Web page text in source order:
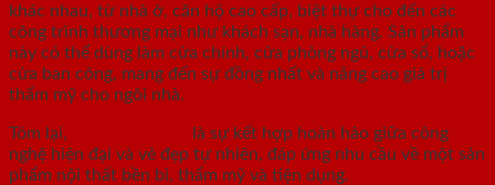
khác nhau, từ nhà ở, căn hộ cao cấp, biệt thự cho đến các
công trình thương mại như khách sạn, nhà hàng. Sản phẩm
này có thể dùng làm cửa chính, cửa phòng ngủ, cửa sổ, hoặc
cửa ban công, mang đến sự đồng nhất và nâng cao giá trị
thẩm mỹ cho ngôi nhà.
Tóm lại,
là sự kết hợp hoàn hảo giữa công
nghệ hiện đại và vẻ đẹp tự nhiên, đáp ứng nhu cầu về một sản
phẩm nội thất bền bỉ, thẩm mỹ và tiện dụng.